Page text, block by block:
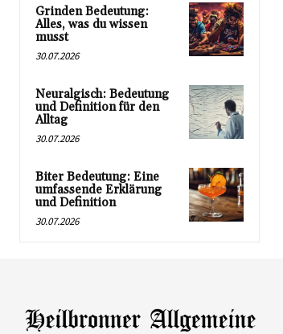
Grinden Bedeutung:
Alles, was du wissen
musst
30.07.2026
Neuralgisch: Bedeutung
und Definition für den
Alltag
30.07.2026
Biter Bedeutung: Eine
umfassende Erklärung
und Definition
30.07.2026